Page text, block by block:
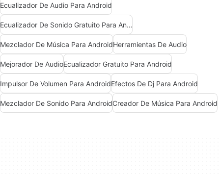
Ecualizador De Audio Para Android
Ecualizador De Sonido Gratuito Para Android
Mezclador De Música Para AndroidHerramientas De Audio
Mejorador De AudioEcualizador Gratuito Para Android
Impulsor De Volumen Para AndroidEfectos De Dj Para Android
Mezclador De Sonido Para AndroidCreador De Música Para Android